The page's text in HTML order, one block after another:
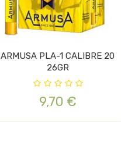
ARMUSA PLA-1 CALIBRE 20
26GR
9,70 €